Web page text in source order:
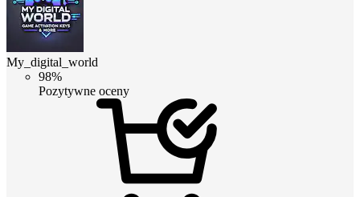
My_digital_world
98%
Pozytywne oceny